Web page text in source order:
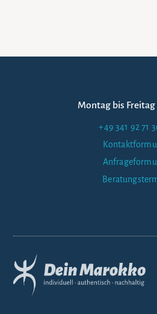
Montag bis Freitag
+49 341 92 71